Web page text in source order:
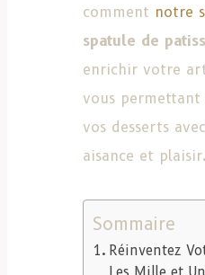
comment notre
spatule de
enrichir votre
vous
vos desserts
aisance et plaisir.
Sommaire
Réinventez